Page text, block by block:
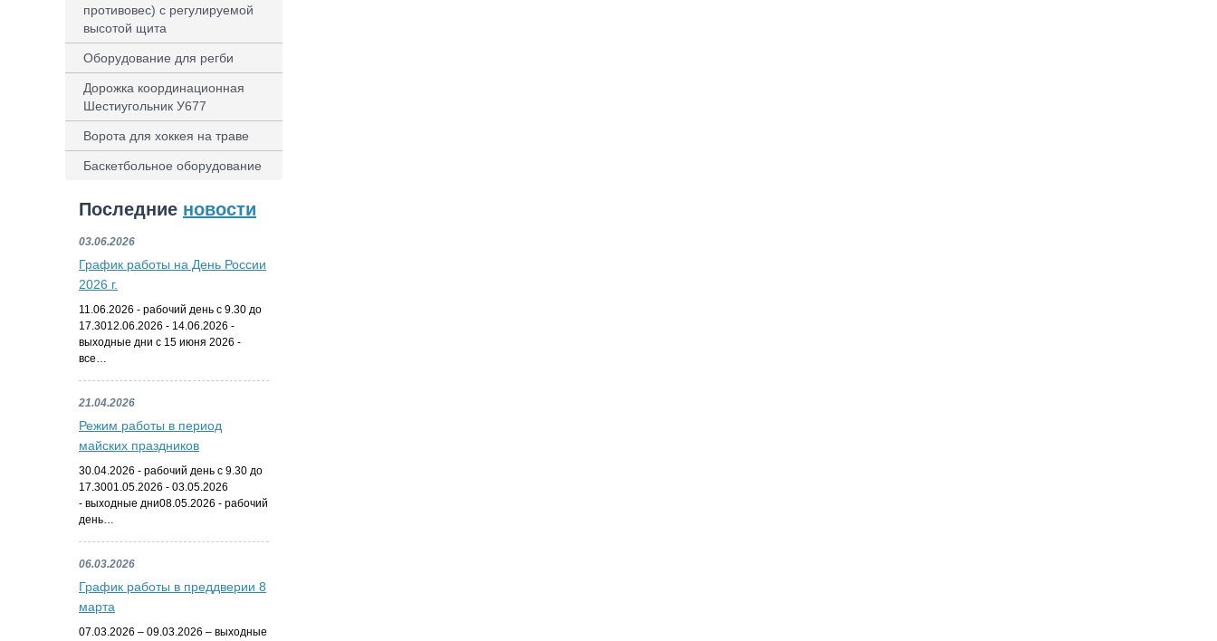
противовес) с регулируемой
высотой щита
Оборудование для регби
Дорожка координационная
Шестиугольник У677
Ворота для хоккея на траве
Баскетбольное оборудование
Последние новости
03.06.2026
График работы на День России
2026 г.
11.06.2026 - рабочий день с 9.30 до
17.3012.06.2026 - 14.06.2026 -
выходные дни с 15 июня 2026 -
все…
21.04.2026
Режим работы в период
майских праздников
30.04.2026 - рабочий день с 9.30 до
17.3001.05.2026 - 03.05.2026
- выходные дни08.05.2026 - рабочий
день…
06.03.2026
График работы в преддверии 8
марта
07.03.2026 – 09.03.2026 – выходные